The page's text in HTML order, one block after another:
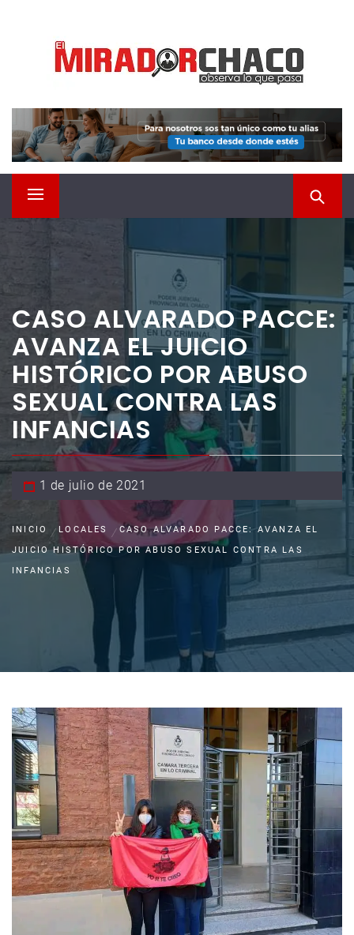
contenido
EL MIRADOR CHACO
Observá lo que pasa
Menú
CASO ALVARADO PACCE:
AVANZA EL JUICIO
HISTÓRICO POR ABUSO
SEXUAL CONTRA LAS
INFANCIAS
1 de julio de 2021
INICIO LOCALES
CASO ALVARADO PACCE: AVANZA EL
JUICIO HISTÓRICO POR ABUSO SEXUAL CONTRA LAS
INFANCIAS